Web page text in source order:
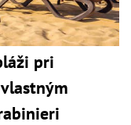
pri